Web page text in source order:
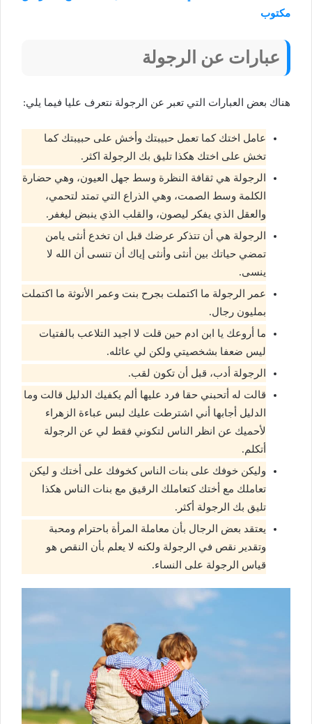
مكتوب
عبارات عن الرجولة
هناك بعض العبارات التي تعبر عن الرجولة نتعرف عليا فيما يلي:
عامل اختك كما تعمل حبيبتك وأخش على حبيبتك كما
تخش على اختك هكذا تليق بك الرجولة اكثر.
الرجولة هي ثقافة النظرة وسط جهل العيون، وهي حضارة
الكلمة وسط الصمت، وهي الذراع التي تمتد لتحمي،
والعقل الذي يفكر ليصون، والقلب الذي ينبض ليغفر.
الرجولة هي أن تتذكر عرضك قبل ان تخدع أنثى يامن
تمضي حياتك بين أنثى وأنثى إياك أن تنسى أن الله لا
ينسى.
عمر الرجولة ما اكتملت بجرح بنت وعمر الأنوثة ما اكتملت
بمليون رجال.
ما أروعك يا ابن ادم حين قلت لا اجيد التلاعب بالفتيات
ليس ضعفا بشخصيتي ولكن لي عائله.
الرجولة أدب، قبل أن تكون لقب.
قالت له أتحبني حقا فرد عليها ألم يكفيك الدليل قالت وما
الدليل أجابها أني اشترطت عليك لبس عباءة الزهراء
لأحميك عن انظر الناس لتكوني فقط لي عن الرجولة
أتكلم.
وليكن خوفك على بنات الناس كخوفك على أختك و ليكن
تعاملك مع أختك كتعاملك الرقيق مع بنات الناس هكذا
تليق بك الرجولة أكثر.
يعتقد بعض الرجال بأن معاملة المرأة باحترام ومحبة
وتقدير نقص في الرجولة ولكنه لا يعلم بأن النقص هو
قياس الرجولة على النساء.